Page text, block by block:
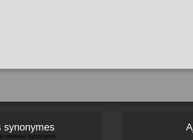
synonymes
meilleur synonyme